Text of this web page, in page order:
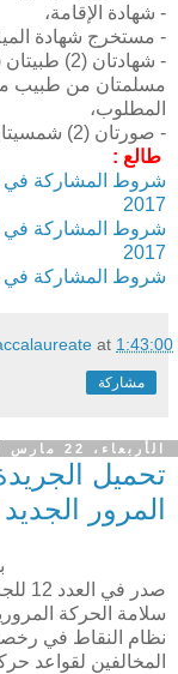
- شهادة الإقامة،
- مستخرج شهادة
- شهادتان
مسلمتان من طبيب
المطلوب،
- صورتان (2) شمسيتان.
طالع :
شروط المشاركة في
2017
شروط المشاركة في
2017
شروط المشاركة في
at 1:43:00 م
مشاركة
الأربعاء، 22 مارس 2017
تحميل
المرور الجديد 2017
صدر
سلامة الحركة
نظام النقاط في
المخالفين لقواعد